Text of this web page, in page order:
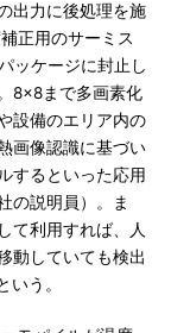
出力に後処理を施
正用のサーミス
ッケージに封止し
8×8まで多画素化
設備のエリア内の
画像認識に基づい
するといった応用
の説明員）。ま
て利用すれば、人
動していても検出
う。